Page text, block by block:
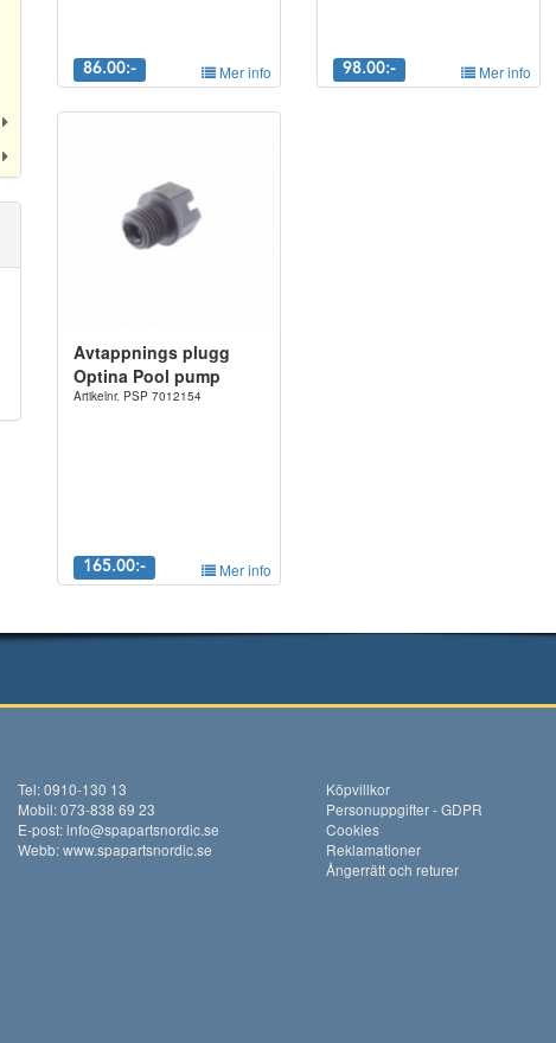
86.00:- Mer info 98.00:- Mer info
Avtappnings plugg
Optina Pool pump
Artikelnr. PSP 7012154
165.00:- Mer info
Tel: 0910-130 13
Mobil: 073-838 69 23
E-post:info@spapartsnordic.se
Webb:www.spapartsnordic.se
Köpvillkor
Personuppgifter - GDPR
Cookies
Reklamationer
Ångerrätt och returer